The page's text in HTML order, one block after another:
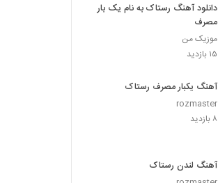
دانلود آهنگ رستاک به نام یک بار
مصرف
موزیک من
۱۵ بازدید
آهنگ یکبار مصرف رستاک
rozmaster
۸ بازدید
آهنگ لندن رستاک